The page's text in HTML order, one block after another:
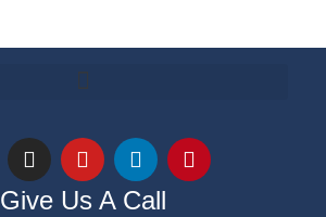
Give Us A Call